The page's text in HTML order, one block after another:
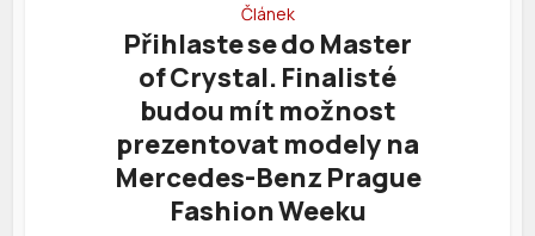
Článek
Přihlaste se do Master
of Crystal. Finalisté
budou mít možnost
prezentovat modely na
Mercedes-Benz Prague
Fashion Weeku